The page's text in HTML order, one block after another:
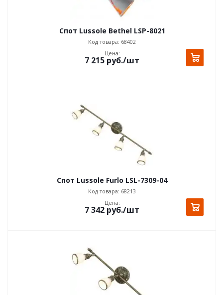
Спот Lussole Bethel LSP-8021
Код товара: 68402
Цена:
7 215 руб./шт
Спот Lussole Furlo LSL-7309-04
Код товара: 68213
Цена:
7 342 руб./шт